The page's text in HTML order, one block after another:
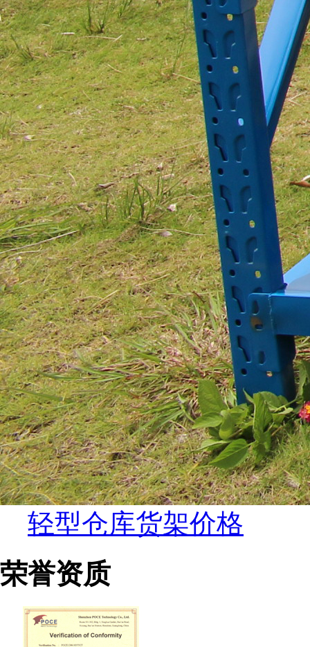
轻型仓库货架价格
荣誉资质